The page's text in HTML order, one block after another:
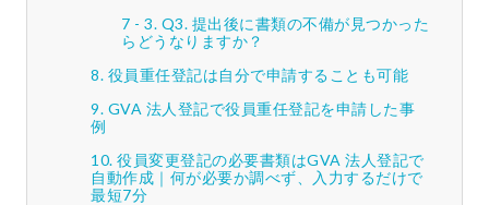
Q3. 提出後に書類の不備が見つかった
らどうなりますか？
役員重任登記は自分で申請することも可能
GVA 法人登記で役員重任登記を申請した事
例
役員変更登記の必要書類はGVA 法人登記で
自動作成｜何が必要か調べず、入力するだけで
最短7分